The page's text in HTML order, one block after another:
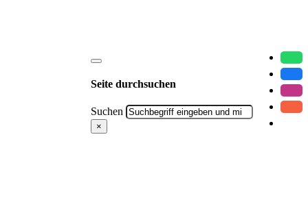
Seite durchsuchen
Suchen
×